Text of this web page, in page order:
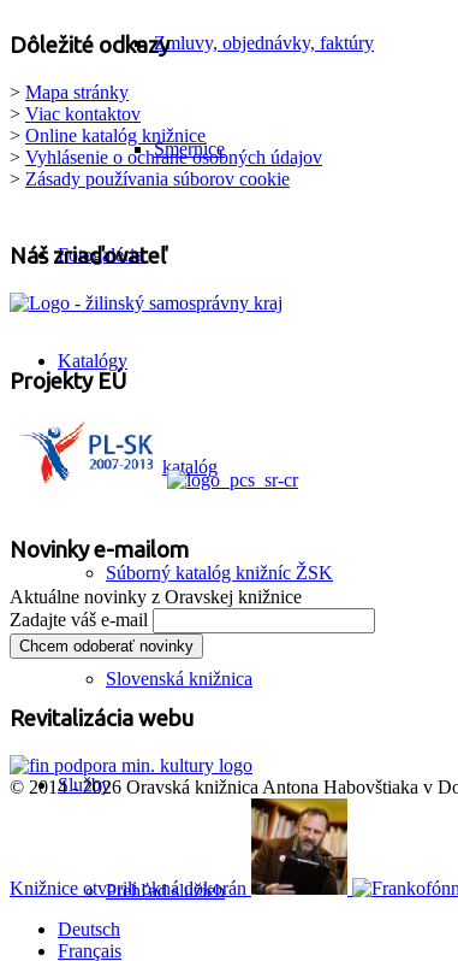
Zmluvy, objednávky, faktúry
Smernice
Fotogaléria
Katalógy
Online katalóg
Súborný katalóg knižníc ŽSK
Slovenská knižnica
Služby
Prehľad služieb
Dôležité odkazy
> Mapa stránky
> Viac kontaktov
> Online katalóg knižnice
> Vyhlásenie o ochrane osobných údajov
> Zásady používania súborov cookie
Náš zriaďovateľ
Projekty EÚ
Novinky e-mailom
Aktuálne novinky z Oravskej knižnice
Zadajte váš e-mail
Revitalizácia webu
© 2014 - 2026 Oravská knižnica Antona Habovštiaka v
Knižnice otvorili okná dokorán
Deutsch
Français